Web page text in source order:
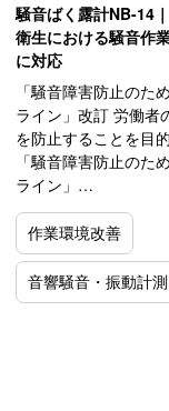
騒音ばく露計NB-14
衛生における騒音作
に対応
「騒音障害防止のた
ライン」改訂 労働者
を防止することを目
「騒音障害防止のた
ライン」…
作業環境改善
音響騒音・振動計測